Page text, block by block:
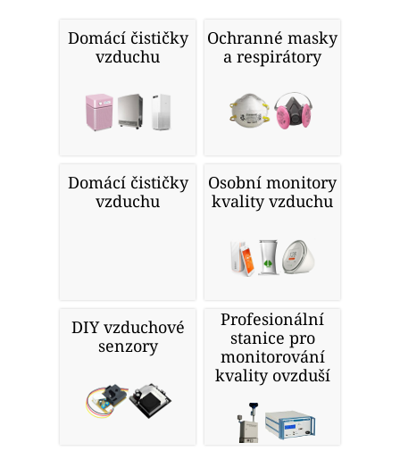
Domácí čističky
vzduchu
Ochranné masky
a respirátory
Domácí čističky
vzduchu
Osobní monitory
kvality vzduchu
DIY vzduchové
senzory
Profesionální
stanice pro
monitorování
kvality ovzduší